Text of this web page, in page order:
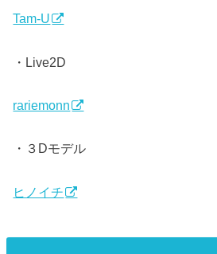
Tam-U
・Live2D
rariemonn
・３Dモデル
ヒノイチ